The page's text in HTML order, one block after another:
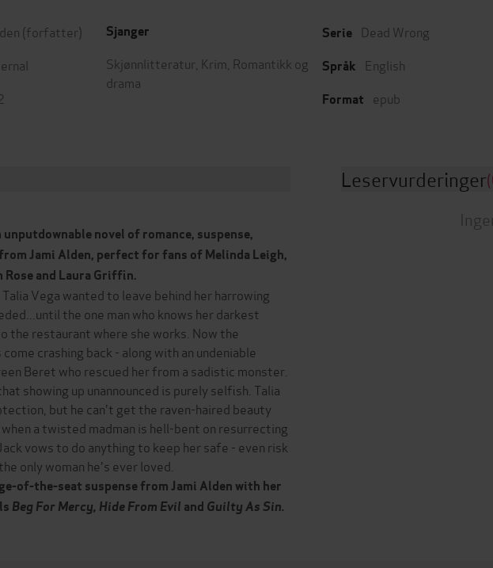
(forfatter) Sjanger
Skjønnlitteratur Krim Romantikk og
drama
Serie Dead Wrong
Språk English
Format epub
unputdownable novel of romance, suspense,
Jami Alden, perfect for fans of Melinda Leigh,
Rose and Laura Griffin.
Vega wanted to leave behind her harrowing
the one man who knows her darkest
the restaurant where she works. Now the
crashing back - along with an undeniable
Beret who rescued her from a sadistic monster.
showing up unannounced is purely selfish. Talia
but he can't get the raven-haired beauty
a twisted madman is hell-bent on resurrecting
vows to do anything to keep her safe - even risk
only woman he's ever loved.
of-the-seat suspense from Jami Alden with her
Beg For Mercy, Hide From Evil and Guilty As Sin.
Leservurderinger